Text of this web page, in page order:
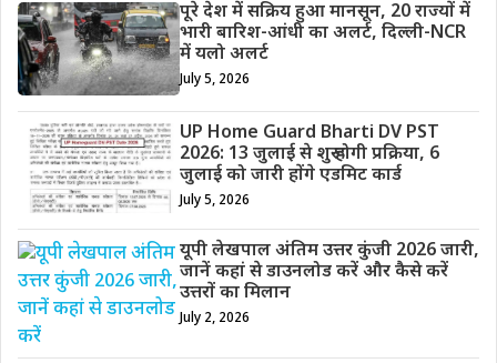
पूरे देश में सक्रिय हुआ मानसून, 20 राज्यों में
भारी बारिश-आंधी का अलर्ट, दिल्ली-NCR
में यलो अलर्ट
July 5, 2026
UP Home Guard Bharti DV PST
2026: 13 जुलाई से शुरू होगी प्रक्रिया, 6
जुलाई को जारी होंगे एडमिट कार्ड
July 5, 2026
यूपी लेखपाल अंतिम उत्तर कुंजी 2026 जारी,
जानें कहां से डाउनलोड करें और कैसे करें
उत्तरों का मिलान
July 2, 2026